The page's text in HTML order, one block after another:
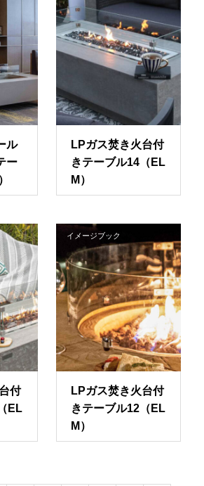
ル
ー
LPガス焚き火台付
きテーブル14（EL
M）
付
EL
イメージブック
LPガス焚き火台付
きテーブル12（EL
M）